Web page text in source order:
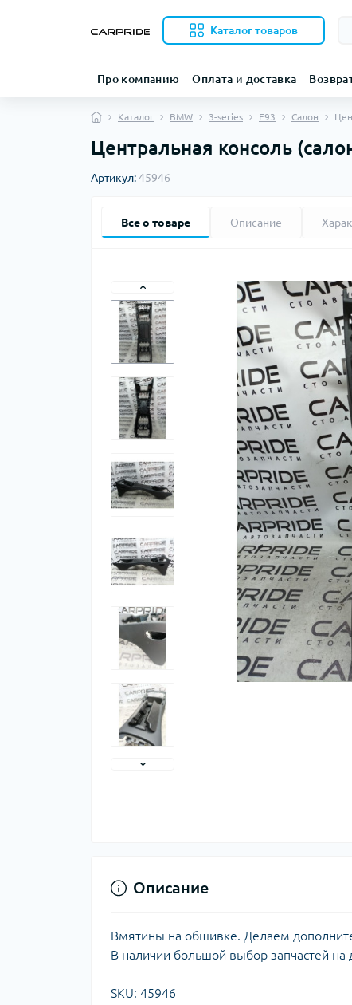
Каталог товаров
Про компанию Оплата и доставка
Каталог BMW 3-series E93 Салон
Центральная консоль
Артикул:45946
Все о товаре Описание
Описание
Вмятины на обшивке. Делаем
В наличии большой выбор запчастей
SKU: 45946